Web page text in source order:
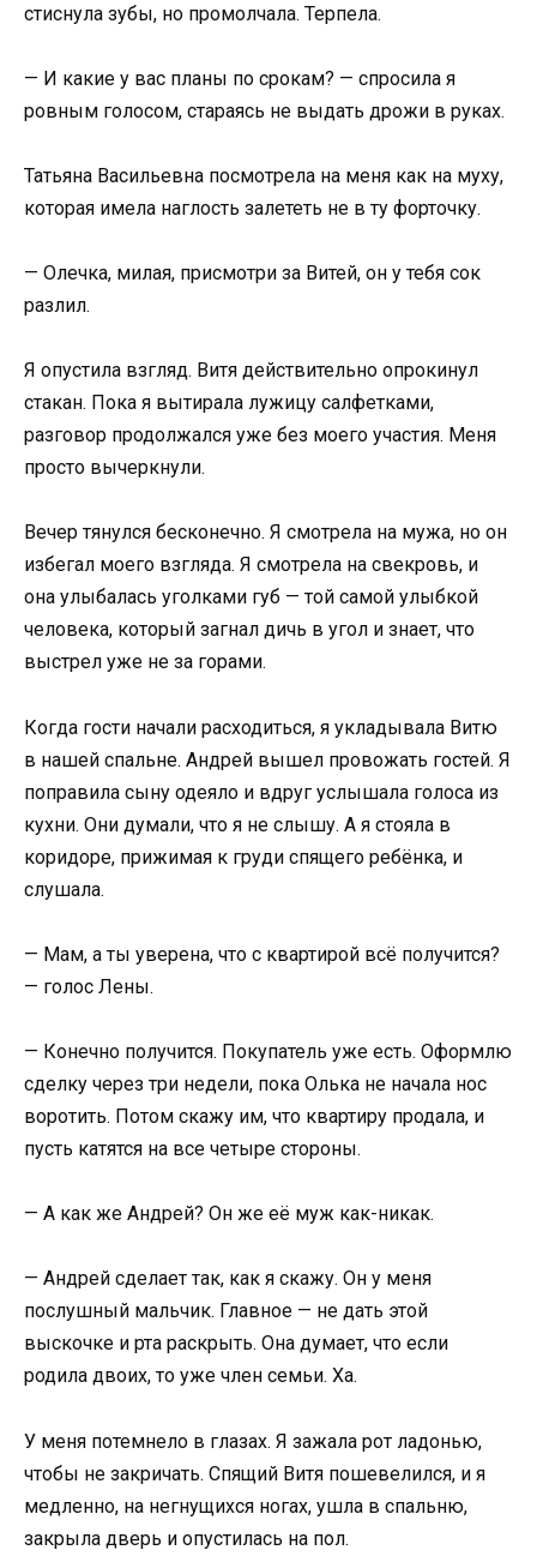
стиснула зубы, но промолчала. Терпела.
— И какие у вас планы по срокам? — спросила я
ровным голосом, стараясь не выдать дрожи в руках.
Татьяна Васильевна посмотрела на меня как на муху,
которая имела наглость залететь не в ту форточку.
— Олечка, милая, присмотри за Витей, он у тебя сок
разлил.
Я опустила взгляд. Витя действительно опрокинул
стакан. Пока я вытирала лужицу салфетками,
разговор продолжался уже без моего участия. Меня
просто вычеркнули.
Вечер тянулся бесконечно. Я смотрела на мужа, но он
избегал моего взгляда. Я смотрела на свекровь, и
она улыбалась уголками губ — той самой улыбкой
человека, который загнал дичь в угол и знает, что
выстрел уже не за горами.
Когда гости начали расходиться, я укладывала Витю
в нашей спальне. Андрей вышел провожать гостей. Я
поправила сыну одеяло и вдруг услышала голоса из
кухни. Они думали, что я не слышу. А я стояла в
коридоре, прижимая к груди спящего ребёнка, и
слушала.
— Мам, а ты уверена, что с квартирой всё получится?
— голос Лены.
— Конечно получится. Покупатель уже есть. Оформлю
сделку через три недели, пока Олька не начала нос
воротить. Потом скажу им, что квартиру продала, и
пусть катятся на все четыре стороны.
— А как же Андрей? Он же её муж как-никак.
— Андрей сделает так, как я скажу. Он у меня
послушный мальчик. Главное — не дать этой
выскочке и рта раскрыть. Она думает, что если
родила двоих, то уже член семьи. Ха.
У меня потемнело в глазах. Я зажала рот ладонью,
чтобы не закричать. Спящий Витя пошевелился, и я
медленно, на негнущихся ногах, ушла в спальню,
закрыла дверь и опустилась на пол.